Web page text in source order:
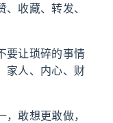
收藏、转发、
要让琐碎的事情
家人、内心、财
敢想更敢做，